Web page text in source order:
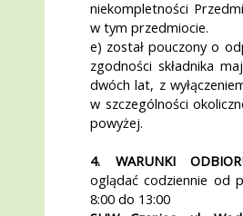
niekompletności
w tym przedmiocie.
e) został pouczony o
zgodności składnika
dwóch lat, z
w szczególności
powyżej.
4. WARUNKI
oglądać codziennie od
8:00 do 13:00